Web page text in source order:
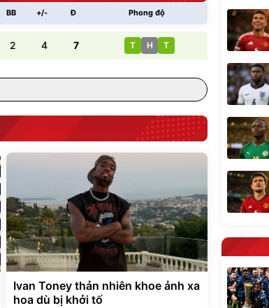
BB +/- Đ Phong độ
2 4 7 T H T
Ivan Toney thản nhiên khoe ảnh xa
hoa dù bị khởi tố